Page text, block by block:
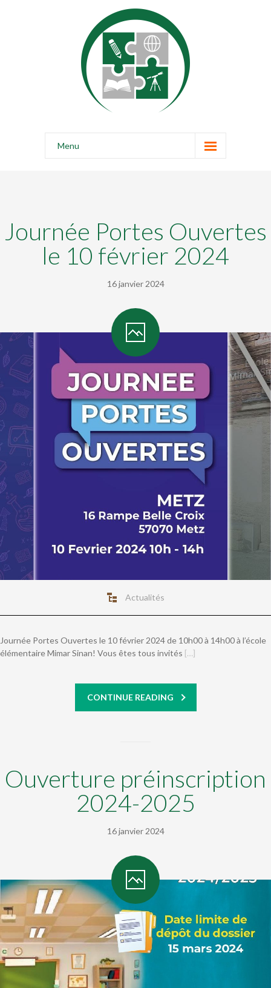
Menu
Notre École
Faire un don
Journée Portes Ouvertes
le 10 février 2024
16 janvier 2024
Actualités
Journée Portes Ouvertes le 10 février 2024 de 10h00 à 14h00 à l’école
élémentaire Mimar Sinan! Vous êtes tous invités […]
CONTINUE READING
Ouverture préinscription
2024-2025
16 janvier 2024